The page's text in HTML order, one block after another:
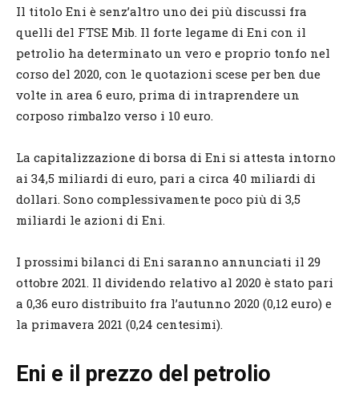
Il titolo Eni è senz’altro uno dei più discussi fra
quelli del FTSE Mib. Il forte legame di Eni con il
petrolio ha determinato un vero e proprio tonfo nel
corso del 2020, con le quotazioni scese per ben due
volte in area 6 euro, prima di intraprendere un
corposo rimbalzo verso i 10 euro.
La capitalizzazione di borsa di Eni si attesta intorno
ai 34,5 miliardi di euro, pari a circa 40 miliardi di
dollari. Sono complessivamente poco più di 3,5
miliardi le azioni di Eni.
I prossimi bilanci di Eni saranno annunciati il 29
ottobre 2021. Il dividendo relativo al 2020 è stato pari
a 0,36 euro distribuito fra l’autunno 2020 (0,12 euro) e
la primavera 2021 (0,24 centesimi).
Eni e il prezzo del petrolio